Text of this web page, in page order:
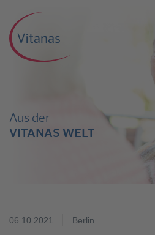
Aus der
VITANAS WELT
06.10.2021 Berlin